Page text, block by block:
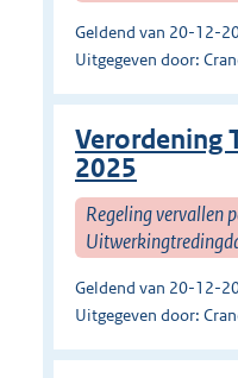
Geldend van 20-12-
Uitgegeven door:
Verordening
2025
Regeling
Geldend van 20-12-
Uitgegeven door: